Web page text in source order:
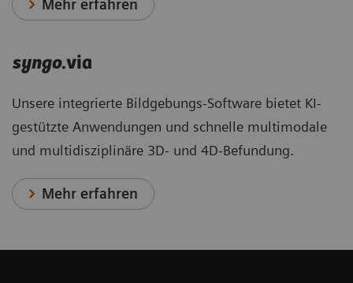
Mehr erfahren
syngo.via
Unsere integrierte Bildgebungs-Software bietet KI-
gestützte Anwendungen und schnelle multimodale
und multidisziplinäre 3D- und 4D-Befundung.
Mehr erfahren